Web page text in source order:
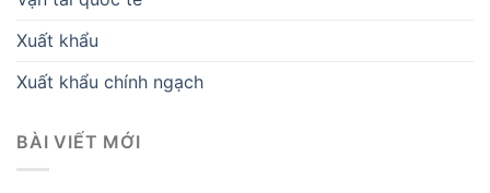
Xuất khẩu
Xuất khẩu chính ngạch
BÀI VIẾT MỚI